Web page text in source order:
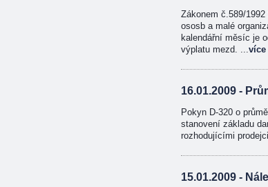
Zákonem č.589/
ososb a malé
kalendářní měsíc je
výplatu mezd. ...více
16.01.2009 -
Pokyn D-320 o
stanovení základu
rozhodujícími
15.01.2009 -